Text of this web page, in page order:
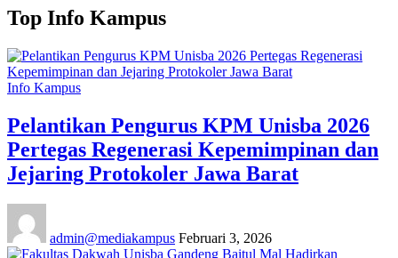
Top Info Kampus
Info Kampus
Pelantikan Pengurus KPM Unisba 2026
Pertegas Regenerasi Kepemimpinan dan
Jejaring Protokoler Jawa Barat
admin@mediakampus Februari 3, 2026